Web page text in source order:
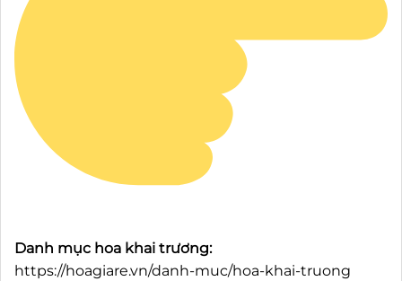
Danh mục hoa khai trương:
https://hoagiare.vn/danh-muc/hoa-khai-truong